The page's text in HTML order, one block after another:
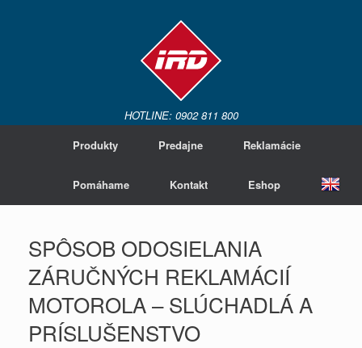
HOTLINE: 0902 811 800
Produkty
Predajne Reklamácie
Pomáhame Kontakt Eshop
SPÔSOB ODOSIELANIA
ZÁRUČNÝCH REKLAMÁCIÍ
MOTOROLA – SLÚCHADLÁ A
PRÍSLUŠENSTVO